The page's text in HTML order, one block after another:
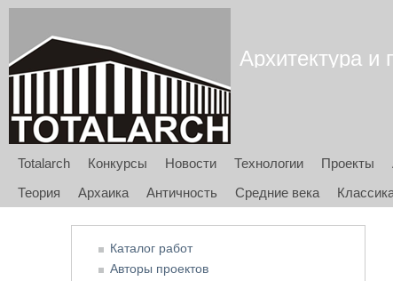
Архитектура и
Totalarch Конкурсы Новости Технологии Проекты
Теория
Архаика Античность Средние века
Каталог работ
Авторы проектов